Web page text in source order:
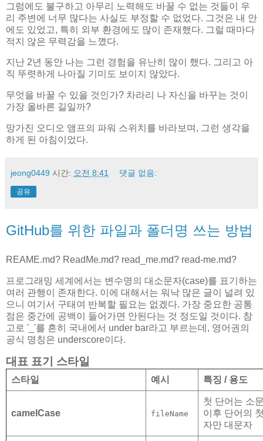
그럼에도 불구하고 아무리 노력해도 바꿀 수 없는 것들이 우
리 주변에 너무 많다는 사실도 부정할 수 없었다. 그것은 내 안
에도 있었고, 특히 외부 환경에도 많이 존재했다. 그럴 때마다
적지 않은 무력감을 느꼈다.
지난 2년 동안 나는 그런 경험을 유난히 많이 했다. 그리고 아
직 뚜렷하게 나아질 기미도 보이지 않았다.
무엇을 바꿀 수 있을 것인가? 차라리 나 자신을 바꾸는 것이
가장 올바른 길일까?
망가진 오디오 앰프의 파워 스위치를 바라보며, 그런 생각을
하게 된 아침이었다.
jeong0449 시간: 오전 8:41 댓글 없음:
공유
GitHub를 위한 파일과 폴더명 쓰는 방법
REAME.md? ReadMe.md? read_me.md? read-me.md?
프로그래밍 세계에서는 변수명의 대소문자(case)를 표기하는
여러 관행이 존재한다. 이에 대해서는 워낙 많은 글이 널려 있
으니 여기서 구태여 반복할 필요는 없겠다. 가장 중요한 공통
점은 중간에 공백이 들어가면 안된다는 것 정도일 것이다. 참
고로 '_'를 흔히 국내에서 under bar라고 부르는데, 영어권의
공식 명칭은 underscore이다.
대표 표기 스타일
스타일 예시 특징 / 용도
camelCase fileName
첫 단어는 소
이후 단어의
자만 대문자